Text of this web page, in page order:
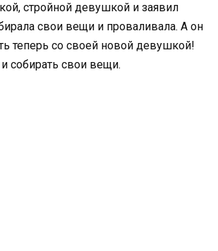
стройной девушкой и заявил
свои вещи и проваливала. А он
теперь со своей новой девушкой!
и собирать свои вещи.